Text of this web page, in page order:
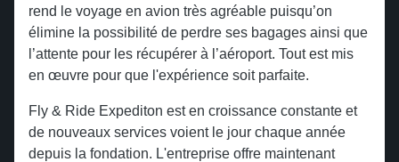
rend le voyage en avion très agréable puisqu’on
élimine la possibilité de perdre ses bagages ainsi que
l’attente pour les récupérer à l’aéroport. Tout est mis
en œuvre pour que l'expérience soit parfaite.
Fly & Ride Expediton est en croissance constante et
de nouveaux services voient le jour chaque année
depuis la fondation. L'entreprise offre maintenant